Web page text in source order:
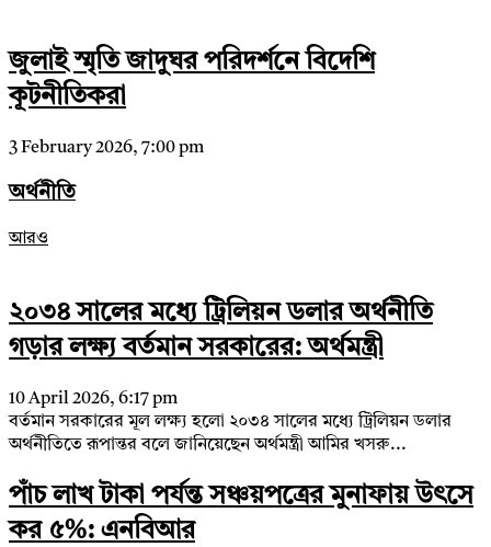
জুলাই স্মৃতি জাদুঘর পরিদর্শনে বিদেশি
কূটনীতিকরা
3 February 2026, 7:00 pm
অর্থনীতি
আরও
২০৩৪ সালের মধ্যে ট্রিলিয়ন ডলার অর্থনীতি
গড়ার লক্ষ্য বর্তমান সরকারের: অর্থমন্ত্রী
10 April 2026, 6:17 pm
বর্তমান সরকারের মূল লক্ষ্য হলো ২০৩৪ সালের মধ্যে ট্রিলিয়ন ডলার
অর্থনীতিতে রূপান্তর বলে জানিয়েছেন অর্থমন্ত্রী আমির খসরু...
পাঁচ লাখ টাকা পর্যন্ত সঞ্চয়পত্রের মুনাফায় উৎসে
কর ৫%: এনবিআর